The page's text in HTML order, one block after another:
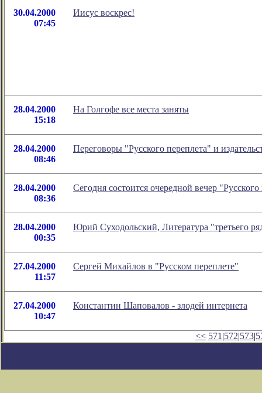
30.04.2000
07:45
Иисус воскрес!
28.04.2000
15:18
На Голгофе все места заняты
28.04.2000
08:46
Переговоры "Русского переплета" и
28.04.2000
08:36
Сегодня состоится очередной вечер "Русского
28.04.2000
00:35
Юрий Суходольский, Литература "третьего
27.04.2000
11:57
Сергей Михайлов в "Русском переплете"
27.04.2000
10:47
Константин Шаповалов - злодей интернета
<< 571 |572|573|